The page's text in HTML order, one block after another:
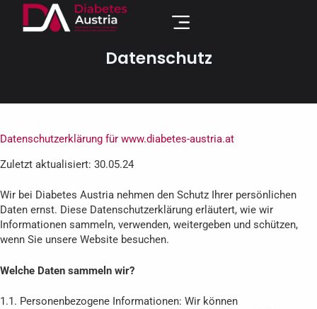
Datenschutz
Datenschutzerklärung für www.diabetes-austria.at
Zuletzt aktualisiert: 30.05.24
Wir bei Diabetes Austria nehmen den Schutz Ihrer persönlichen
Daten ernst. Diese Datenschutzerklärung erläutert, wie wir
Informationen sammeln, verwenden, weitergeben und schützen,
wenn Sie unsere Website besuchen.
Welche Daten sammeln wir?
1.1. Personenbezogene Informationen: Wir können